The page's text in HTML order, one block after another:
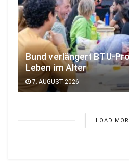
Bund verlängert BTU-
Leben im Alter
7. AUGUST 2026
LOAD